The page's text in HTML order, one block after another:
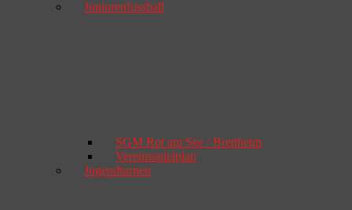
Juniorenfussball
SGM Rot am See / Brettheim
Vereinsspielplan
Jugendturnen